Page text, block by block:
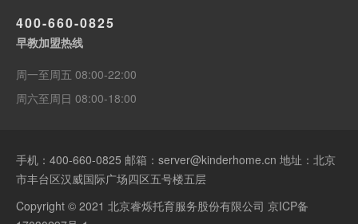
400-660-0825
早教加盟热线
周一至周五 08:00-22:00
周六至周日 08:00-18:00
手机： 400-660-0825 邮箱：server@kinderhome.cn 地址：北京
市丰台区汉威国际广场四区五号楼五层
Copyright © 2021 北京睿烁托育服务股份有限公司 京ICP备